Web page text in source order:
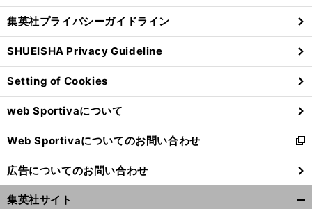
る
し
い
ウ
ィ
ン
ド
ウ
で
開
く
集英社プライバシーガイドライン
SHUEISHA Privacy Guideline
Setting of Cookies
web Sportivaについて
Web Sportivaについてのお問い合わせ
新
し
い
ウ
ィ
広告についてのお問い合わせ
集英社サイト